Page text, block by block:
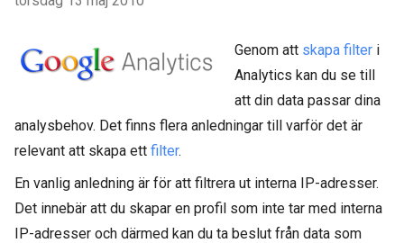
Genom att skapa filter i
Analytics kan du se till
att din data passar dina
analysbehov. Det finns flera anledningar till varför det är
relevant att skapa ett filter.
En vanlig anledning är för att filtrera ut interna IP-adresser.
Det innebär att du skapar en profil som inte tar med interna
IP-adresser och därmed kan du ta beslut från data som